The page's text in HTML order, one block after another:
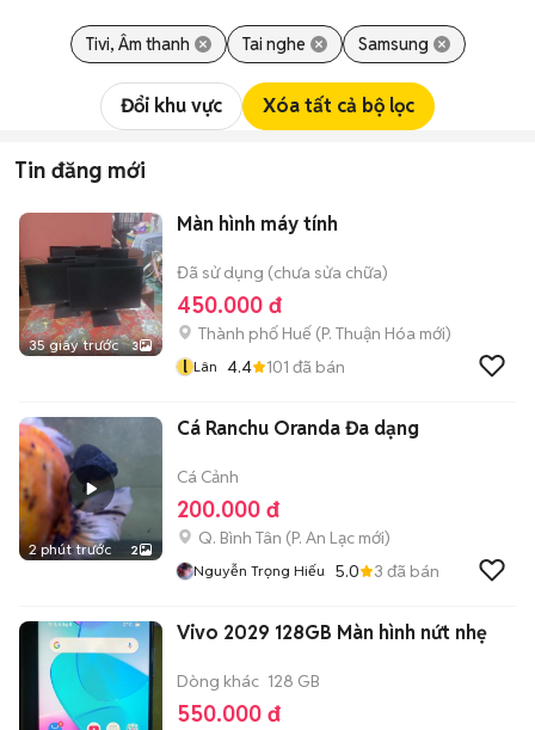
Tivi, Âm thanh Tai nghe Samsung
Đổi khu vực Xóa tất cả bộ lọc
Tin đăng mới
35 giây trước 3
Màn hình máy tính
Đã sử dụng (chưa sửa chữa)
450.000 đ
Thành phố Huế (P. Thuận Hóa mới)
l Lân 4.4 101 đã bán
2 phút trước 2
Cá Ranchu Oranda Đa dạng
Cá Cảnh
200.000 đ
Q. Bình Tân (P. An Lạc mới)
Nguyễn Trọng Hiếu 5.0 3 đã bán
Vivo 2029 128GB Màn hình nứt nhẹ
Dòng khác 128 GB
550.000 đ